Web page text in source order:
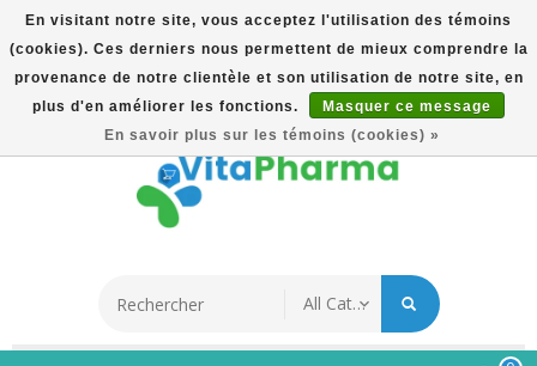
5% Korting Na Aanmelding Op Nieuwsbrief | Gratis
Verzending Vanaf €49 | Online Sinds 2007
Français
En visitant notre site, vous acceptez l'utilisation des témoins
(cookies). Ces derniers nous permettent de mieux comprendre la
provenance de notre clientèle et son utilisation de notre site, en
plus d'en améliorer les fonctions.
Masquer ce message
En savoir plus sur les témoins (cookies) »